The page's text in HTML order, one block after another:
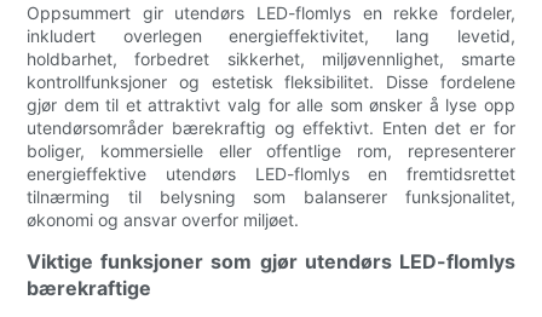
Oppsummert gir utendørs LED-flomlys en rekke fordeler,
inkludert overlegen energieffektivitet, lang levetid,
holdbarhet, forbedret sikkerhet, miljøvennlighet, smarte
kontrollfunksjoner og estetisk fleksibilitet. Disse fordelene
gjør dem til et attraktivt valg for alle som ønsker å lyse opp
utendørsområder bærekraftig og effektivt. Enten det er for
boliger, kommersielle eller offentlige rom, representerer
energieffektive utendørs LED-flomlys en fremtidsrettet
tilnærming til belysning som balanserer funksjonalitet,
økonomi og ansvar overfor miljøet.
Viktige funksjoner som gjør utendørs LED-flomlys
bærekraftige